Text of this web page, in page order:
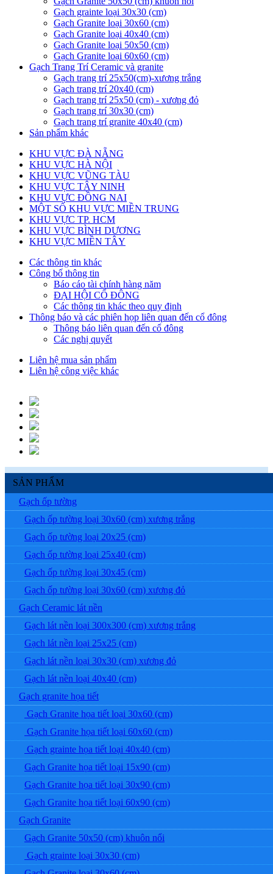
Gạch grainte loại 30x30 (cm)
Gạch Granite loại 30x60 (cm)
Gạch Granite loại 40x40 (cm)
Gạch Granite loại 50x50 (cm)
Gạch Granite loại 60x60 (cm)
Gạch Trang Trí Ceramic và granite
Gạch trang trí 25x50(cm)-xương trắng
Gạch trang trí 20x40 (cm)
Gạch trang trí 25x50 (cm) - xương đỏ
Gạch trang trí 30x30 (cm)
Gạch trang trí granite 40x40 (cm)
Sản phẩm khác
KHU VỰC ĐÀ NẴNG
KHU VỰC HÀ NỘI
KHU VỰC VŨNG TÀU
KHU VỰC TÂY NINH
KHU VỰC ĐỒNG NAI
MỘT SỐ KHU VỰC MIỀN TRUNG
KHU VỰC TP. HCM
KHU VỰC BÌNH DƯƠNG
KHU VỰC MIỀN TÂY
Các thông tin khác
Công bố thông tin
Báo cáo tài chính hàng năm
ĐẠI HỘI CỔ ĐÔNG
Các thông tin khác theo quy định
Thông báo và các phiên họp liên quan đến cổ đông
Thông báo liên quan đến cổ đông
Các nghị quyết
Liên hệ mua sản phẩm
Liên hệ công việc khác
SẢN PHẨM
Gạch ốp tường
Gạch ốp tường loại 30x60 (cm) xương trắng
Gạch ốp tường loại 20x25 (cm)
Gạch ốp tường loại 25x40 (cm)
Gạch ốp tường loại 30x45 (cm)
Gạch ốp tường loại 30x60 (cm) xương đỏ
Gạch Ceramic lát nền
Gạch lát nền loại 300x300 (cm) xương trắng
Gạch lát nền loại 25x25 (cm)
Gạch lát nền loại 30x30 (cm) xương đỏ
Gạch lát nền loại 40x40 (cm)
Gạch granite họa tiết
Gạch Granite họa tiết loại 30x60 (cm)
Gạch Granite họa tiết loại 60x60 (cm)
Gạch grainte họa tiết loại 40x40 (cm)
Gạch Granite họa tiết loại 15x90 (cm)
Gạch Granite họa tiết loại 30x90 (cm)
Gạch Granite họa tiết loại 60x90 (cm)
Gạch Granite
Gạch Granite 50x50 (cm) khuôn nổi
Gạch grainte loại 30x30 (cm)